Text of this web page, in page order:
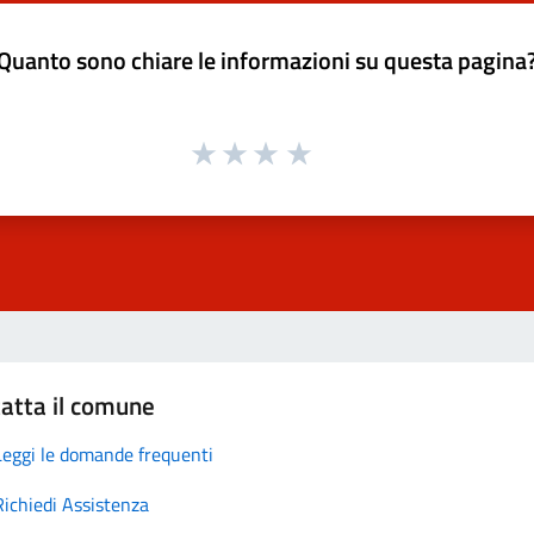
sono chiare le informazioni su questa
il comune
le domande frequenti
Assistenza